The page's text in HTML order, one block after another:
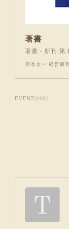
著書
著書 - 新刊 第
岸本太一 経営研
EVENT(222)